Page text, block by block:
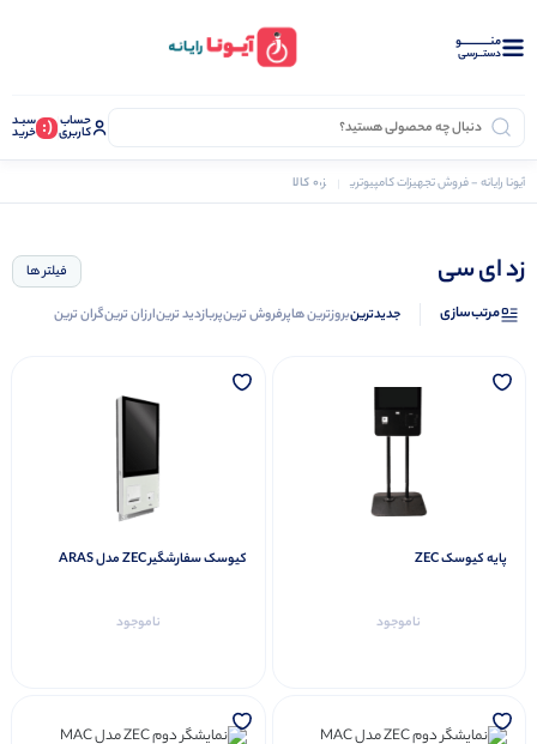
منــــــــــــو
دستــرسی
حساب
کاربری (: سبـد
خرید
آیونا رایانه - فروش تجهیزات کامپیوتری زد ای سی
0 کالا
زد ای سی فیلتر ها
مرتب‌سازی جدیدترینبروزترین هاپرفروش ترینپربازدید ترینارزان ترینگران ترین
پایه کیوسک ZEC
ناموجود
کیوسک سفارشگیر ZEC مدل ARAS
ناموجود